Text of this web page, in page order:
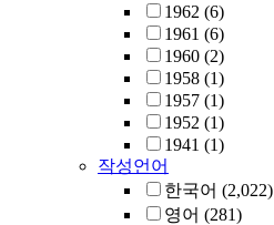
1962 (6)
1961 (6)
1960 (2)
1958 (1)
1957 (1)
1952 (1)
1941 (1)
작성언어
한국어 (2,022)
영어 (281)